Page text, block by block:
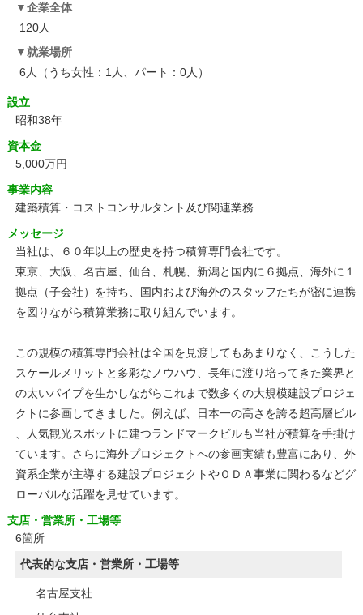
企業全体
120人
就業場所
6人（うち女性：1人、パート：0人）
設立
昭和38年
資本金
5,000万円
事業内容
建築積算・コストコンサルタント及び関連業務
メッセージ
当社は、６０年以上の歴史を持つ積算専門会社です。
東京、大阪、名古屋、仙台、札幌、新潟と国内に６拠点、海外に１
拠点（子会社）を持ち、国内および海外のスタッフたちが密に連携
を図りながら積算業務に取り組んでいます。
この規模の積算専門会社は全国を見渡してもあまりなく、こうした
スケールメリットと多彩なノウハウ、長年に渡り培ってきた業界と
の太いパイプを生かしながらこれまで数多くの大規模建設プロジェ
クトに参画してきました。例えば、日本一の高さを誇る超高層ビル
、人気観光スポットに建つランドマークビルも当社が積算を手掛け
ています。さらに海外プロジェクトへの参画実績も豊富にあり、外
資系企業が主導する建設プロジェクトやＯＤＡ事業に関わるなどグ
ローバルな活躍を見せています。
支店・営業所・工場等
6箇所
代表的な支店・営業所・工場等
名古屋支社